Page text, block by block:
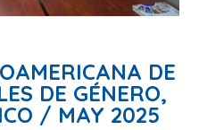
DE
DE GÉNERO,
/ MAY 2025